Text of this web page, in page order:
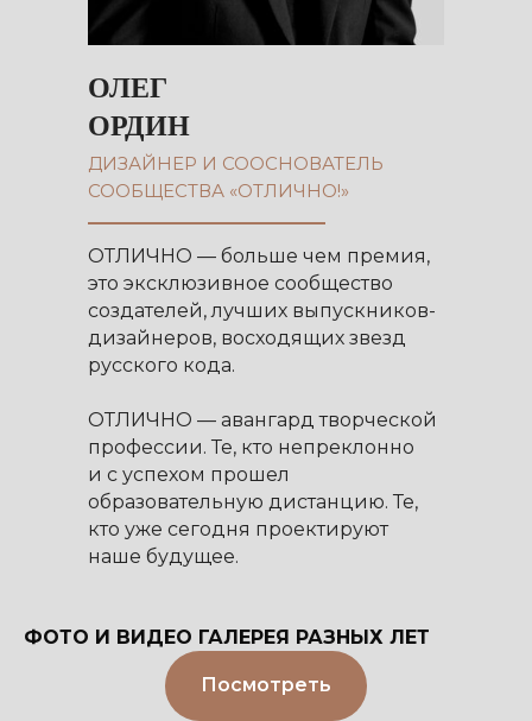
ОЛЕГ
ОРДИН
ДИЗАЙНЕР И СООСНОВАТЕЛЬ
СООБЩЕСТВА «ОТЛИЧНО!»
ОТЛИЧНО — больше чем премия,
это эксклюзивное сообщество
создателей, лучших выпускников-
дизайнеров, восходящих звезд
русского кода.
ОТЛИЧНО — авангард творческой
профессии. Те, кто непреклонно
и с успехом прошел
образовательную дистанцию. Те,
кто уже сегодня проектируют
наше будущее.
ФОТО И ВИДЕО ГАЛЕРЕЯ РАЗНЫХ ЛЕТ
Посмотреть